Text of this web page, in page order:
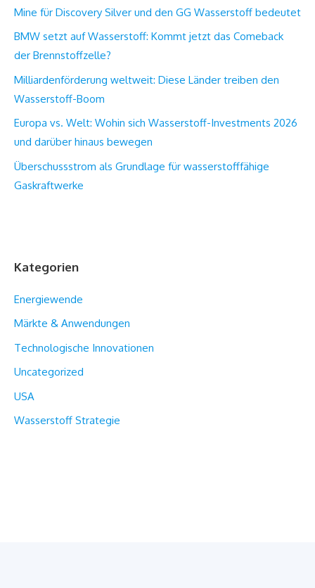
Mine für Discovery Silver und den GG Wasserstoff bedeutet
BMW setzt auf Wasserstoff: Kommt jetzt das Comeback
der Brennstoffzelle?
Milliardenförderung weltweit: Diese Länder treiben den
Wasserstoff-Boom
Europa vs. Welt: Wohin sich Wasserstoff-Investments 2026
und darüber hinaus bewegen
Überschussstrom als Grundlage für wasserstofffähige
Gaskraftwerke
Kategorien
Energiewende
Märkte & Anwendungen
Technologische Innovationen
Uncategorized
USA
Wasserstoff Strategie